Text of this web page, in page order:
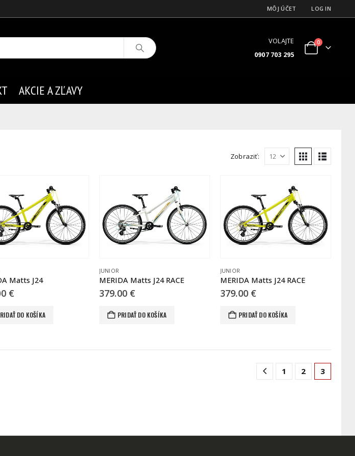
MÔJ ÚČET LOG IN
VOLAJTE
0907 703 295
0
AKCIE A ZĽAVY
Zobraziť:
Matts J24
€
DO KOŠÍKA
JUNIOR
MERIDA Matts J24 RACE
379.00 €
PRIDAŤ DO KOŠÍKA
JUNIOR
MERIDA Matts J24 RACE
379.00 €
PRIDAŤ DO KOŠÍKA
1 2 3